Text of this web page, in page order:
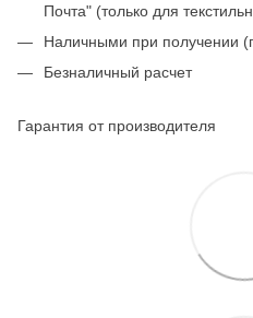
Почта" (только для
Наличными при получении
Безналичный расчет
Гарантия от производителя